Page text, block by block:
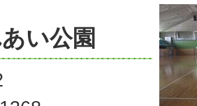
い公園